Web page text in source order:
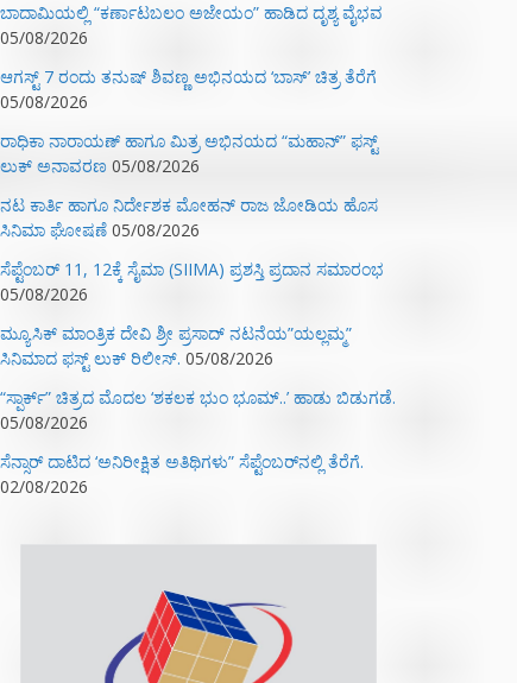
ಬಾದಾಮಿಯಲ್ಲಿ “ಕರ್ಣಾಟಬಲಂ ಅಜೇಯಂ” ಹಾಡಿದ ದೃಶ್ಯ ವೈಭವ
05/08/2026
ಆಗಸ್ಟ್ 7 ರಂದು ತನುಷ್ ಶಿವಣ್ಣ ಅಭಿನಯದ ‘ಬಾಸ್’ ಚಿತ್ರ ತೆರೆಗೆ
05/08/2026
ರಾಧಿಕಾ ನಾರಾಯಣ್ ಹಾಗೂ ಮಿತ್ರ ಅಭಿನಯದ “ಮಹಾನ್” ಫಸ್ಟ್
ಲುಕ್ ಅನಾವರಣ 05/08/2026
ನಟ ಕಾರ್ತಿ ಹಾಗೂ ನಿರ್ದೇಶಕ ಮೋಹನ್ ರಾಜ ಜೋಡಿಯ ಹೊಸ
ಸಿನಿಮಾ ಘೋಷಣೆ 05/08/2026
ಸೆಪ್ಟೆಂಬರ್ 11, 12ಕ್ಕೆ ಸೈಮಾ (SIIMA) ಪ್ರಶಸ್ತಿ ಪ್ರದಾನ ಸಮಾರಂಭ
05/08/2026
ಮ್ಯೂಸಿಕ್‌ ಮಾಂತ್ರಿಕ ದೇವಿ ಶ್ರೀ ಪ್ರಸಾದ್ ನಟನೆಯ”ಯಲ್ಲಮ್ಮ”
ಸಿನಿಮಾದ ಫಸ್ಟ್‌ ಲುಕ್‌ ರಿಲೀಸ್. 05/08/2026
“ಸ್ಪಾರ್ಕ್” ಚಿತ್ರದ ಮೊದಲ‌ ‘ಶಕಲಕ ಭುಂ‌ ಭೂಮ್..’ ಹಾಡು ಬಿಡುಗಡೆ.
05/08/2026
ಸೆನ್ಸಾರ್ ದಾಟಿದ ‘ಅನಿರೀಕ್ಷಿತ ಅತಿಥಿಗಳು” ಸೆಪ್ಟೆಂಬರ್‌ನಲ್ಲಿ ತೆರೆಗೆ.
02/08/2026